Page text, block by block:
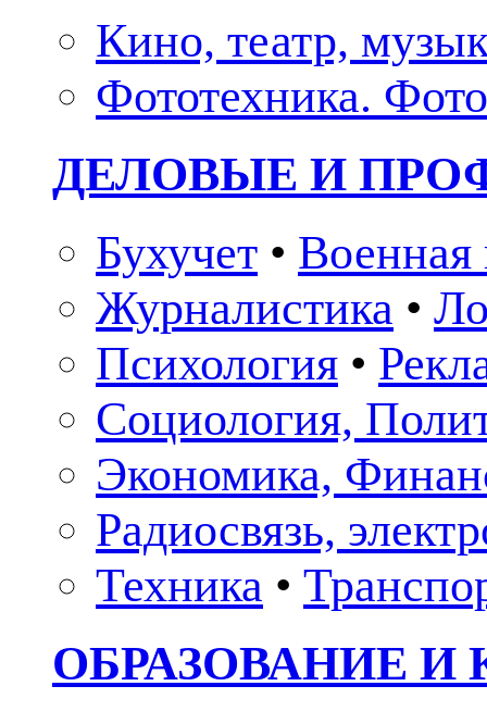
Кино, театр,
Фототехника.
ДЕЛОВЫЕ И
Бухучет • Военная
Журналистика •
Психология •
Социология,
Экономика,
Радиосвязь,
Техника •
ОБРАЗОВАНИЕ И